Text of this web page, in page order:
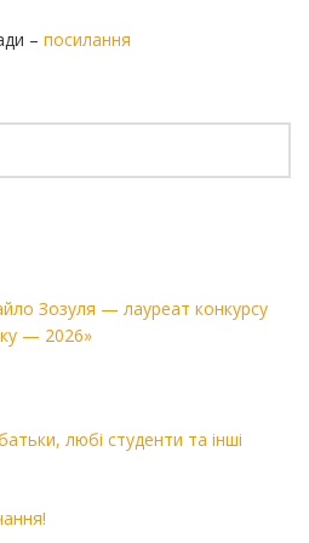
– посилання
Зозуля — лауреат конкурсу
— 2026»